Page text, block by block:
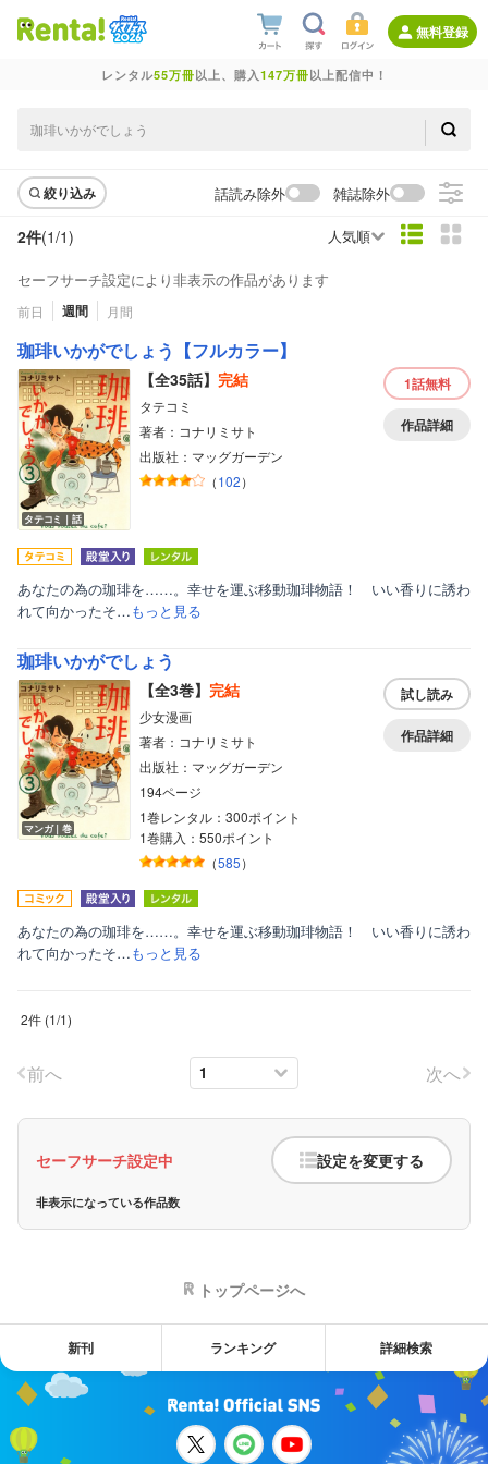
無料登録
レンタル55万冊以上、購入147万冊以上配信中！
絞り込み 話読み除外 雑誌除外
2件(1/1) 人気順
セーフサーチ設定により非表示の作品があります
前日 週間 月間
珈琲いかがでしょう【フルカラー】
タテコミ｜話
【全35話】 完結
タテコミ
著者：コナリミサト
出版社：マッグガーデン
（102）
1話無料
作品詳細
あなたの為の珈琲を……。幸せを運ぶ移動珈琲物語！ いい香りに誘わ
れて向かったそ…もっと見る
珈琲いかがでしょう
マンガ｜巻
【全3巻】 完結
少女漫画
著者：コナリミサト
出版社：マッグガーデン
194ページ
1巻レンタル：300ポイント
1巻購入：550ポイント
（585）
試し読み
作品詳細
あなたの為の珈琲を……。幸せを運ぶ移動珈琲物語！ いい香りに誘わ
れて向かったそ…もっと見る
2件 (1/1)
前へ 次へ
セーフサーチ設定中 設定を変更する
非表示になっている作品数
ボーイズラブ
ティーンズラブ
美女・美少女
女性写真集
トップページへ
新刊 ランキング 詳細検索